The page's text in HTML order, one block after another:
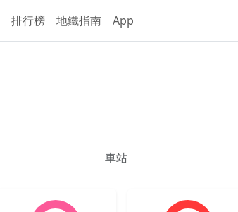
排行榜 地鐵指南 App
車站